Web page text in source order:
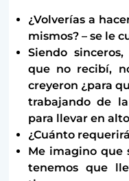
¿Volverías a
mismos? – se le
Siendo
que no recibí,
creyeron ¿para
trabajando de
para llevar en
¿Cuánto
Me imagino que
tenemos que